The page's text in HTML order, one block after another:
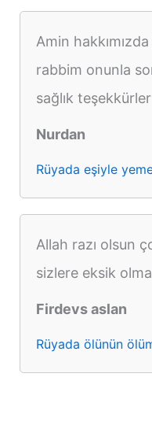
Amin
rabbim onunla
sağlık teşekkürler
Nurdan
Rüyada eşiyle
Allah razı olsun
sizlere eksik
Firdevs aslan
Rüyada ölünün